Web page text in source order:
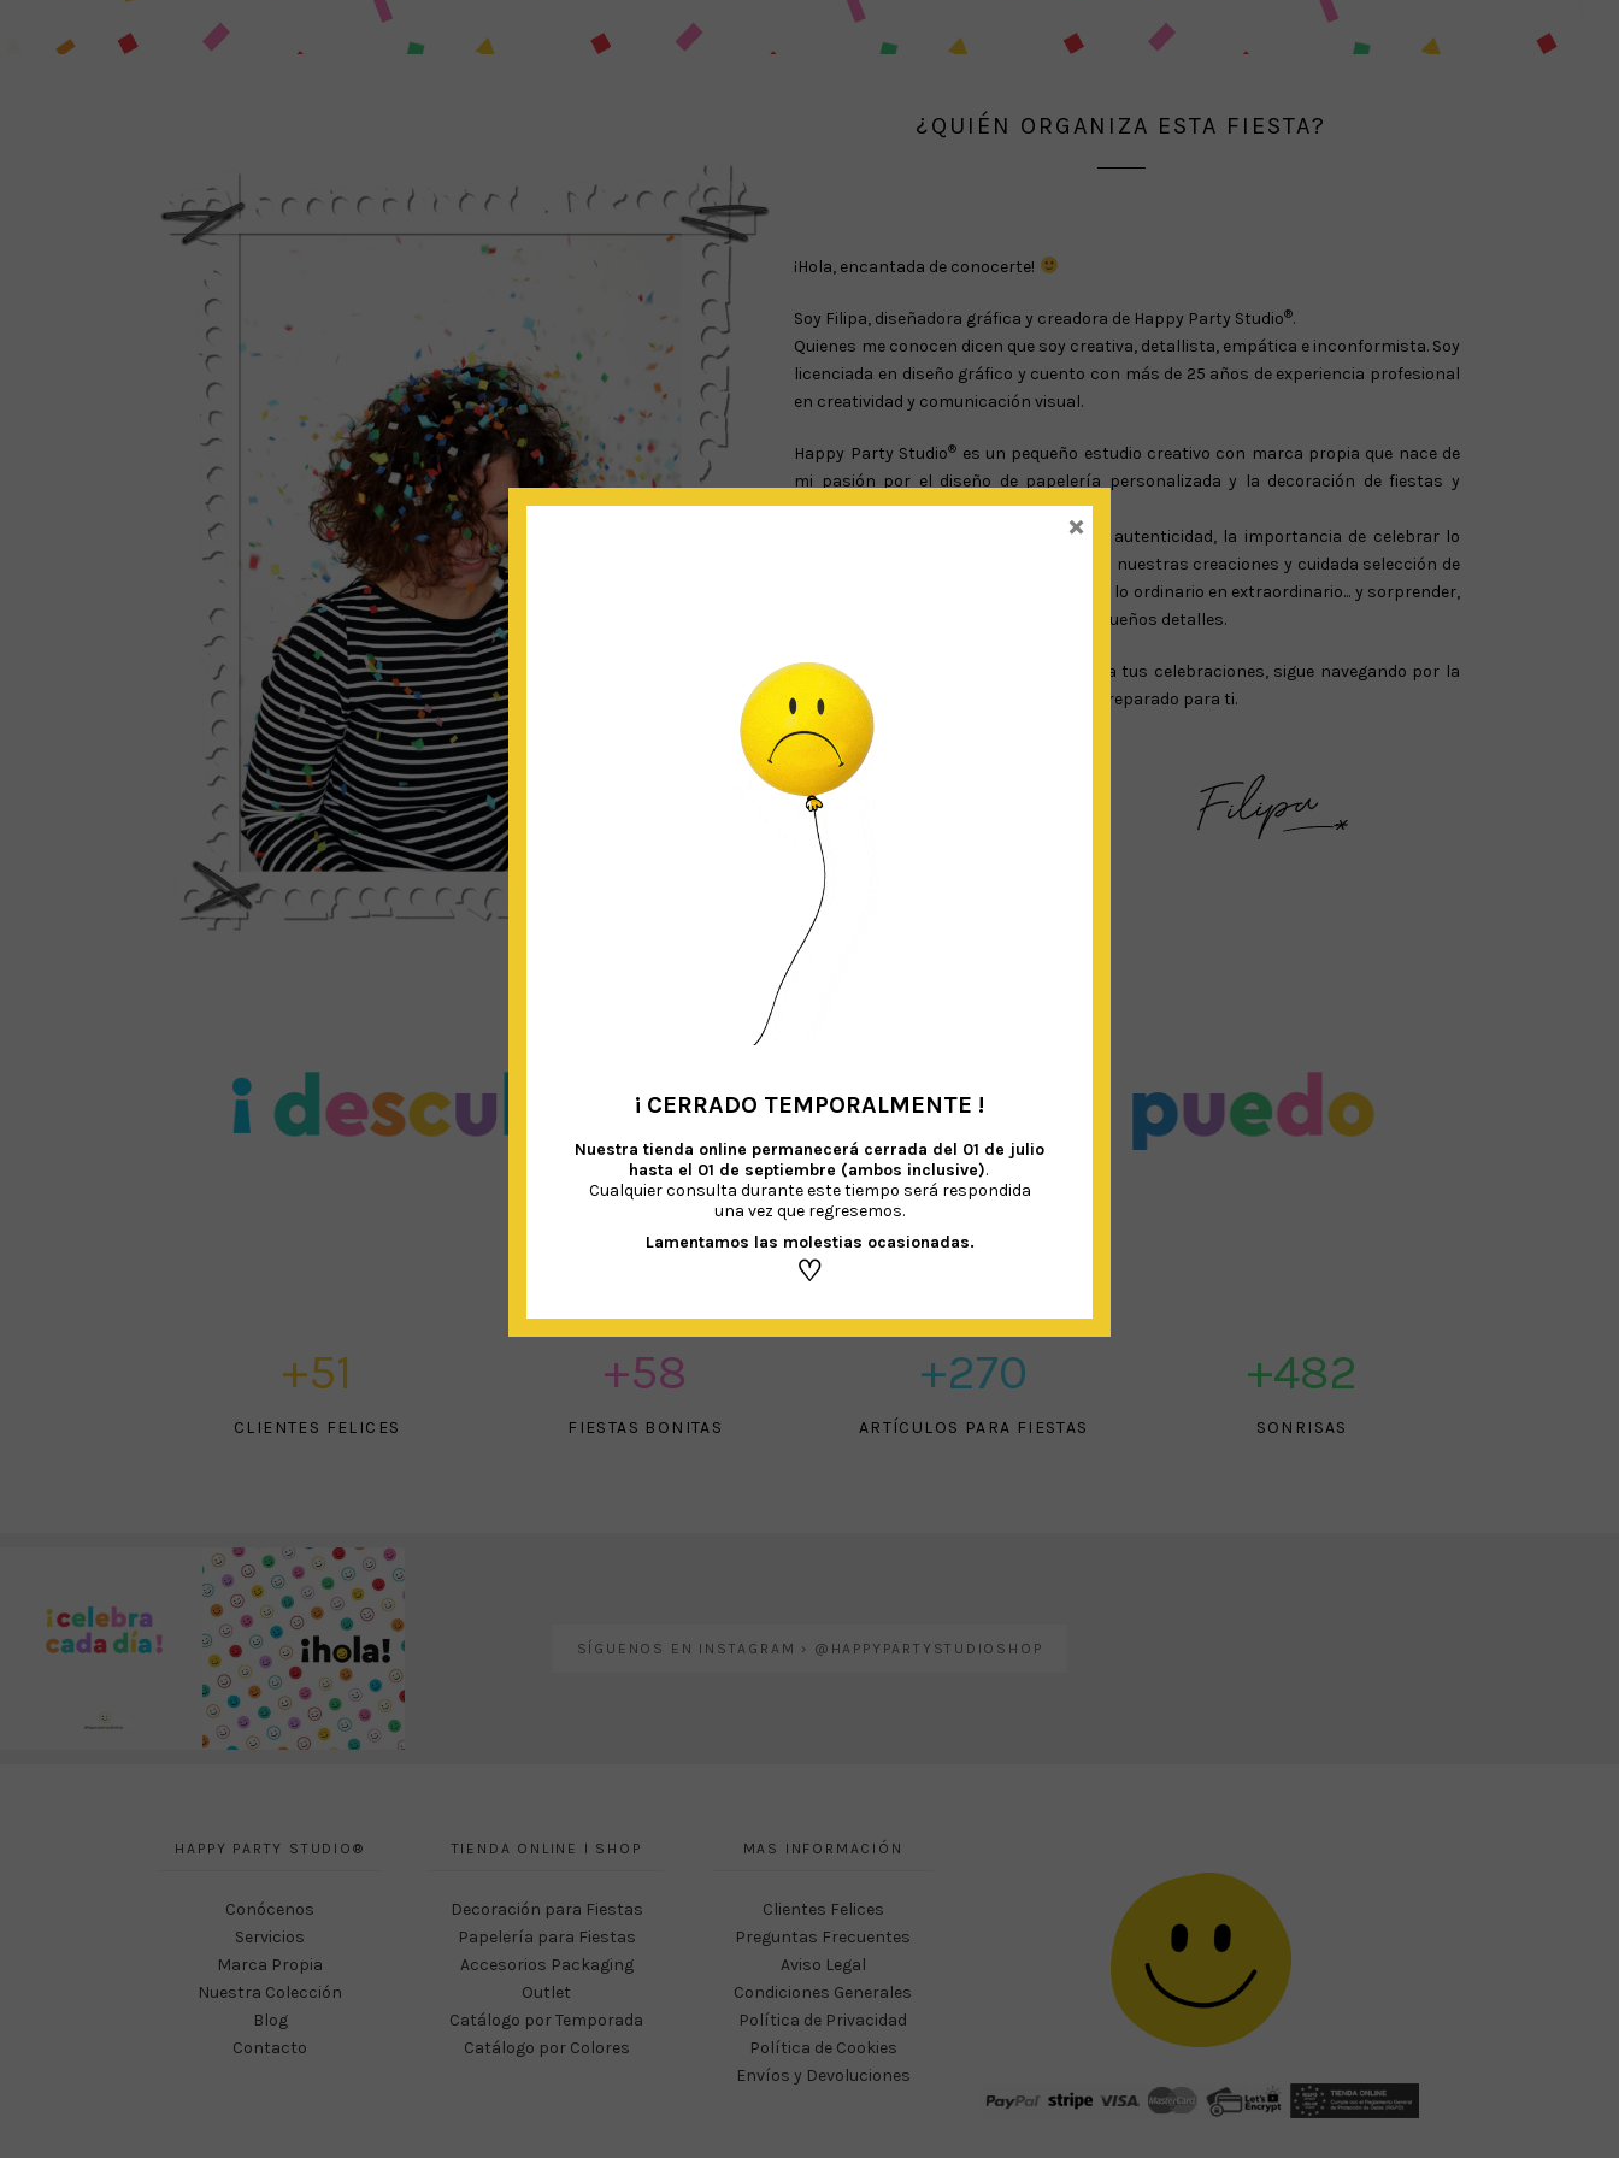
¿QUIÉN ORGANIZA ESTA FIESTA?
¡Hola, encantada de conocerte!
Soy Filipa, diseñadora gráfica y creadora de Happy Party Studio®.
Quienes me conocen dicen que soy creativa, detallista, empática e inconformista. Soy
licenciada en diseño gráfico y cuento con más de 25 años de experiencia profesional
en creatividad y comunicación visual.
Happy Party Studio® es un pequeño estudio creativo con marca propia que nace de
mi pasión por el diseño de papelería personalizada y la decoración de fiestas y
eventos únicos.
creemos en la autenticidad, la importancia de celebrar lo
cotidiano y el poder de las sonrisas. Con nuestras creaciones y cuidada selección de
complementos, buscamos transformar lo ordinario en extraordinario... y sorprender,
emocionar y celebrar a través de los pequeños detalles.
Para ayudarte a dar un toque especial a tus celebraciones, sigue navegando por la
web para descubrir todo lo que hemos preparado para ti.
¡Gracias por unirte a esta fiesta!
+61
CLIENTES FELICES
+70
FIESTAS BONITAS
+328
ARTÍCULOS PARA FIESTAS
+600
SONRISAS
SÍGUENOS EN INSTAGRAM › @HAPPYPARTYSTUDIOSHOP
HAPPY PARTY STUDIO®
Conócenos
Servicios
Marca Propia
Nuestra Colección
Blog
Contacto
TIENDA ONLINE I SHOP
Decoración para Fiestas
Papelería para Fiestas
Accesorios Packaging
Outlet
Catálogo por Temporada
Catálogo por Colores
MAS INFORMACIÓN
Clientes Felices
Preguntas Frecuentes
Aviso Legal
Condiciones Generales
Política de Privacidad
Política de Cookies
Envíos y Devoluciones
¡ CERRADO TEMPORALMENTE !
Nuestra tienda online permanecerá cerrada del 01 de julio
hasta el 01 de septiembre (ambos inclusive).
Cualquier consulta durante este tiempo será respondida
una vez que regresemos.
Lamentamos las molestias ocasionadas.
♡
×